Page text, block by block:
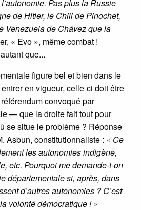
Pas plus la Russie
de Hitler, le Chili de Pinochet,
Venezuela de Chávez que la
« Evo », même combat !
que...
figure bel et bien dans le
en vigueur, celle-ci doit être
convoqué par
— que la droite fait tout pour
se situe le problème ? Réponse
Asbun, constitutionnaliste : « Ce
les autonomies indigène,
etc. Pourquoi me demande-t-on
départementale si, après, dans
d’autres autonomies ? C’est
volonté démocratique !»